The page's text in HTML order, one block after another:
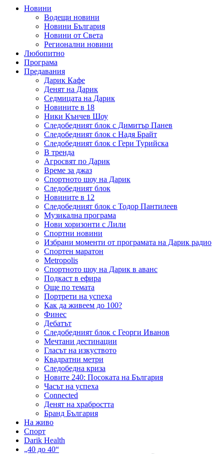
Новини
Водещи новини
Новини България
Новини от Света
Регионални новини
Любопитно
Програма
Предавания
Дарик Кафе
Денят на Дарик
Седмицата на Дарик
Новините в 18
Ники Кънчев Шоу
Следобедният блок с Димитър Панев
Следобедният блок с Надя Брайт
Следобедният блок с Гери Турийска
В тренда
Агросвят по Дарик
Време за джаз
Спортното шоу на Дарик
Следобедният блок
Новините в 12
Следобедният блок с Тодор Пантилеев
Музикална програма
Нови хоризонти с Лили
Спортни новини
Избрани моменти от програмата на Дарик радио
Спортен маратон
Metropolis
Спортното шоу на Дарик в аванс
Подкаст в ефира
Още по темата
Портрети на успеха
Как да живеем до 100?
Финес
Дебатът
Следобедният блок с Георги Иванов
Мечтани дестинации
Гласът на изкуството
Квадратни метри
Следобедна криза
Новите 240: Посоката на България
Часът на успеха
Connected
Денят на храбростта
Бранд България
На живо
Спорт
Darik Health
„40 до 40“